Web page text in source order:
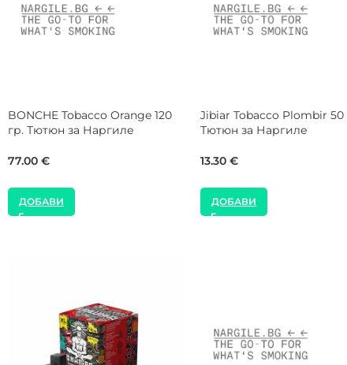
DARKSIDE Tobacco Core Space
Lychee 100 гр. Тютюн за
35.00 €
ДОБАВИ
BONCHE Tobacco Wild
Strawberry 30 гр. Тютюн за
22.00€
ДОБАВИ